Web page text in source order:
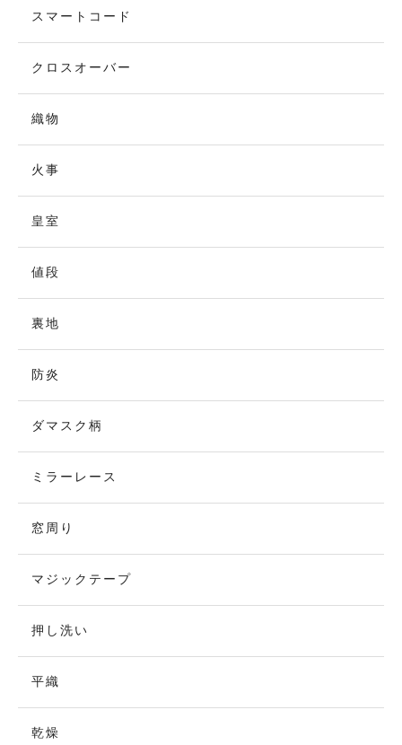
スマートコード
クロスオーバー
織物
火事
皇室
値段
裏地
防炎
ダマスク柄
ミラーレース
窓周り
マジックテープ
押し洗い
平織
乾燥